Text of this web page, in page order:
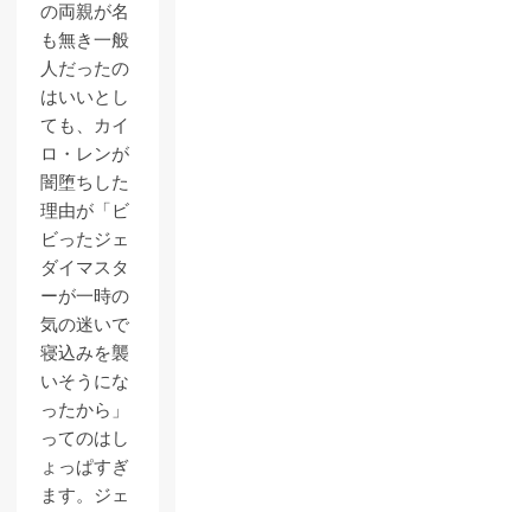
の両親が名
も無き一般
人だったの
はいいとし
ても、カイ
ロ・レンが
闇堕ちした
理由が「ビ
ビったジェ
ダイマスタ
ーが一時の
気の迷いで
寝込みを襲
いそうにな
ったから」
ってのはし
ょっぱすぎ
ます。ジェ